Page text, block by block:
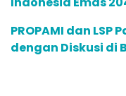
PROPAMI dan
dengan Diskusi di